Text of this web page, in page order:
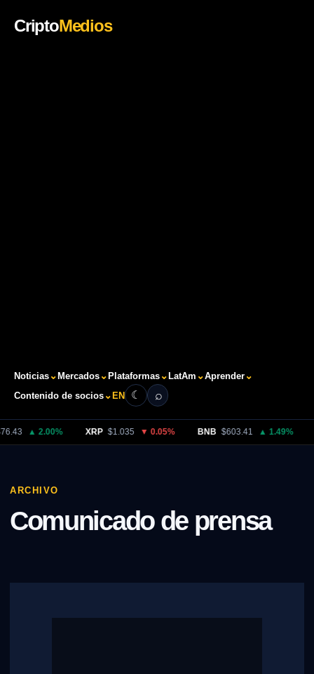
CriptoMedios
Noticias ⌄ Mercados ⌄ Plataformas ⌄ LatAm ⌄Aprender ⌄
Contenido de socios ⌄
Buscar
⌕
EN ☾
▲ 2.00% XRP $1.035 ▼ 0.05% BNB $603.41 ▲ 1.49%
ARCHIVO
Comunicado de prensa